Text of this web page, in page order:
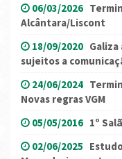
06/03/2026
Alcântara/Liscont
18/09/2020
sujeitos a
24/06/2024
Novas regras VGM
05/05/2016 1º
02/06/2025